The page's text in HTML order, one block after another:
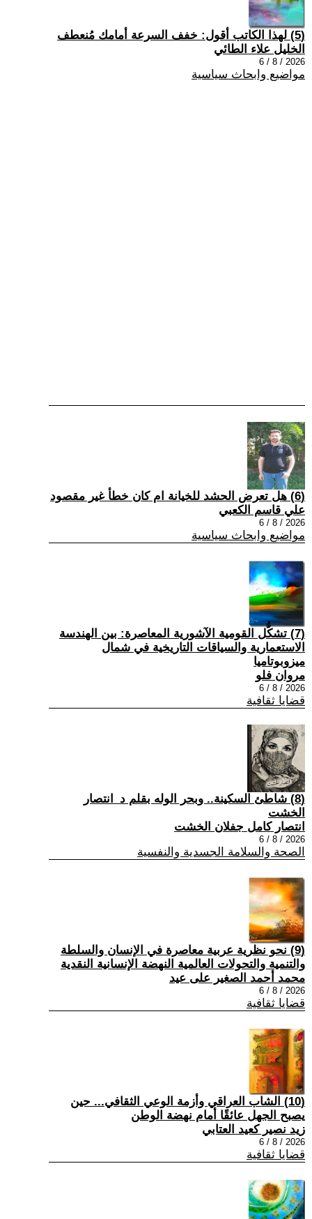
(5) لهذا الكاتب أقول: خفف السرعة أمامك مُنعطف
الخليل علاء الطائي
2026 / 8 / 6
مواضيع وابحاث سياسية
(6) هل تعرض الحشد للخيانة ام كان خطأ غير مقصود
علي قاسم الكعبي
2026 / 8 / 6
مواضيع وابحاث سياسية
(7) تشكُّل القومية الآشورية المعاصرة: بين الهندسة
الاستعمارية والسياقات التاريخية في شمال
ميزوبوتاميا
مروان فلو
2026 / 8 / 6
قضايا ثقافية
(8) شاطئ السكينة.. وبحر الوله بقلم د_انتصار
الخشت
انتصار كامل جفلان الخشت
2026 / 8 / 6
الصحة والسلامة الجسدية والنفسية
(9) نحو نظرية عربية معاصرة في الإنسان والسلطة
والتنمية والتحولات العالمية النهضة الإنسانية النقدية
محمد أحمد الصغير على عيد
2026 / 8 / 6
قضايا ثقافية
(10) الشاب العراقي وأزمة الوعي الثقافي... حين
يصبح الجهل عائقًا أمام نهضة الوطن
زيد نصير كعيد العتابي
2026 / 8 / 6
قضايا ثقافية